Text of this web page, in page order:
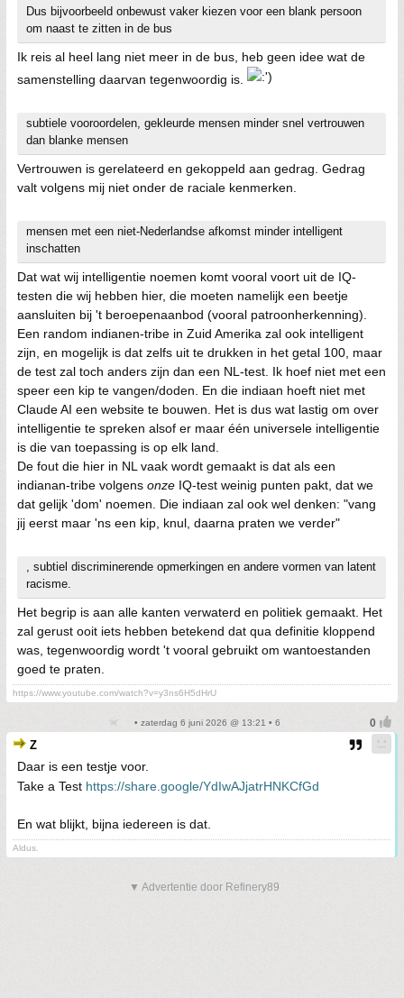
Dus bijvoorbeeld onbewust vaker kiezen voor een blank persoon
om naast te zitten in de bus
Ik reis al heel lang niet meer in de bus, heb geen idee wat de
samenstelling daarvan tegenwoordig is.
subtiele vooroordelen, gekleurde mensen minder snel vertrouwen
dan blanke mensen
Vertrouwen is gerelateerd en gekoppeld aan gedrag. Gedrag
valt volgens mij niet onder de raciale kenmerken.
mensen met een niet-Nederlandse afkomst minder intelligent
inschatten
Dat wat wij intelligentie noemen komt vooral voort uit de IQ-
testen die wij hebben hier, die moeten namelijk een beetje
aansluiten bij 't beroepenaanbod (vooral patroonherkenning).
Een random indianen-tribe in Zuid Amerika zal ook intelligent
zijn, en mogelijk is dat zelfs uit te drukken in het getal 100, maar
de test zal toch anders zijn dan een NL-test. Ik hoef niet met een
speer een kip te vangen/doden. En die indiaan hoeft niet met
Claude AI een website te bouwen. Het is dus wat lastig om over
intelligentie te spreken alsof er maar één universele intelligentie
is die van toepassing is op elk land.
De fout die hier in NL vaak wordt gemaakt is dat als een
indianan-tribe volgens onze IQ-test weinig punten pakt, dat we
dat gelijk 'dom' noemen. Die indiaan zal ook wel denken: "vang
jij eerst maar 'ns een kip, knul, daarna praten we verder"
, subtiel discriminerende opmerkingen en andere vormen van latent
racisme.
Het begrip is aan alle kanten verwaterd en politiek gemaakt. Het
zal gerust ooit iets hebben betekend dat qua definitie kloppend
was, tegenwoordig wordt 't vooral gebruikt om wantoestanden
goed te praten.
https://www.youtube.com/watch?v=y3ns6H5dHrU
• zaterdag 6 juni 2026 @ 13:21 • 6
Z
Daar is een testje voor.
Take a Test https://share.google/YdIwAJjatrHNKCfGd
En wat blijkt, bijna iedereen is dat.
Aldus.
▼ Advertentie door Refinery89